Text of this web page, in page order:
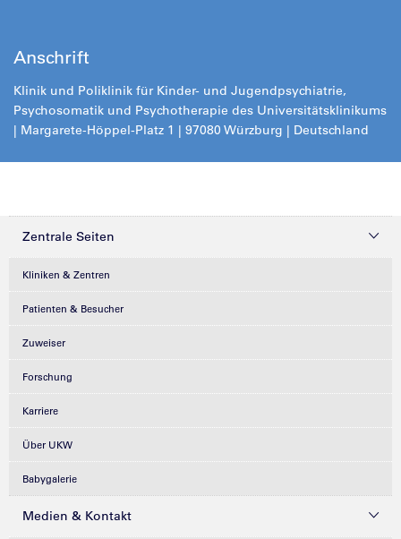
Anschrift
Klinik und Poliklinik für Kinder- und Jugendpsychiatrie,
Psychosomatik und Psychotherapie des Universitätsklinikums
| Margarete-Höppel-Platz 1 | 97080 Würzburg | Deutschland
Zentrale Seiten
Kliniken & Zentren
Patienten & Besucher
Zuweiser
Forschung
Karriere
Über UKW
Babygalerie
Medien & Kontakt